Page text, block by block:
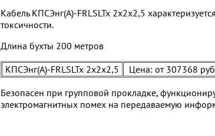
Кабель КПСЭнг(А)-FRLSLTx 2х2х2,5
токсичности.
Длина бухты 200 метров
КПСЭнг(А)-FRLSLTx 2х2х2,5
Цена: от 307368
Безопасен при групповой прокладке,
электромагнитных помех на передаваемую